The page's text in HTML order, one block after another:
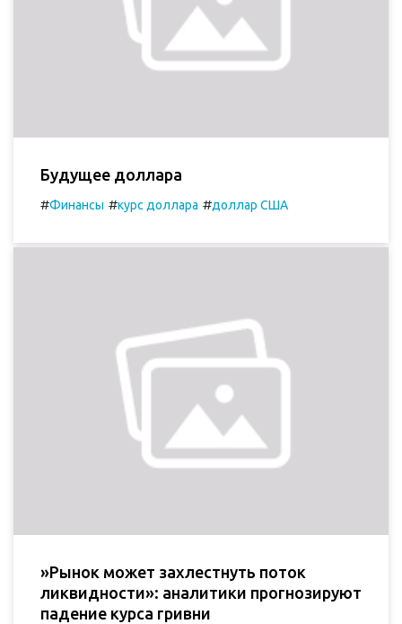
Будущее доллара
#Финансы #курс доллара #доллар США
»Рынок может захлестнуть поток
ликвидности»: аналитики прогнозируют
падение курса гривни